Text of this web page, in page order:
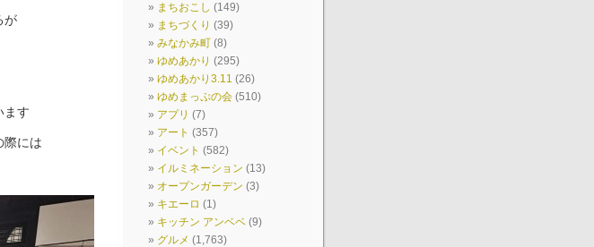
が
ます
際には
まちおこし (149)
まちづくり (39)
みなかみ町 (8)
ゆめあかり (295)
ゆめあかり3.11 (26)
ゆめまっぷの会 (510)
アプリ (7)
アート (357)
イベント (582)
イルミネーション (13)
オープンガーデン (3)
キエーロ (1)
キッチン アンベベ (9)
グルメ (1,763)